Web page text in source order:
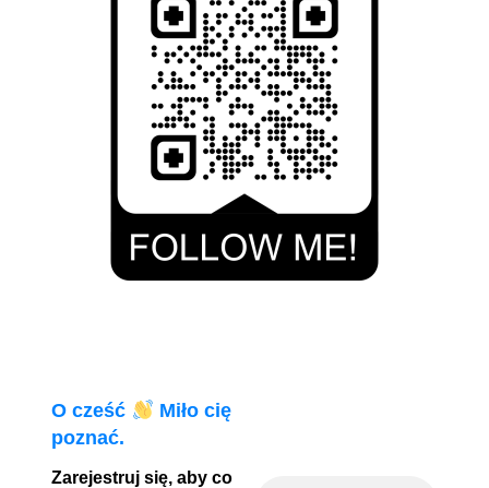
O cześć
Miło cię
poznać.
Zarejestruj się, aby co